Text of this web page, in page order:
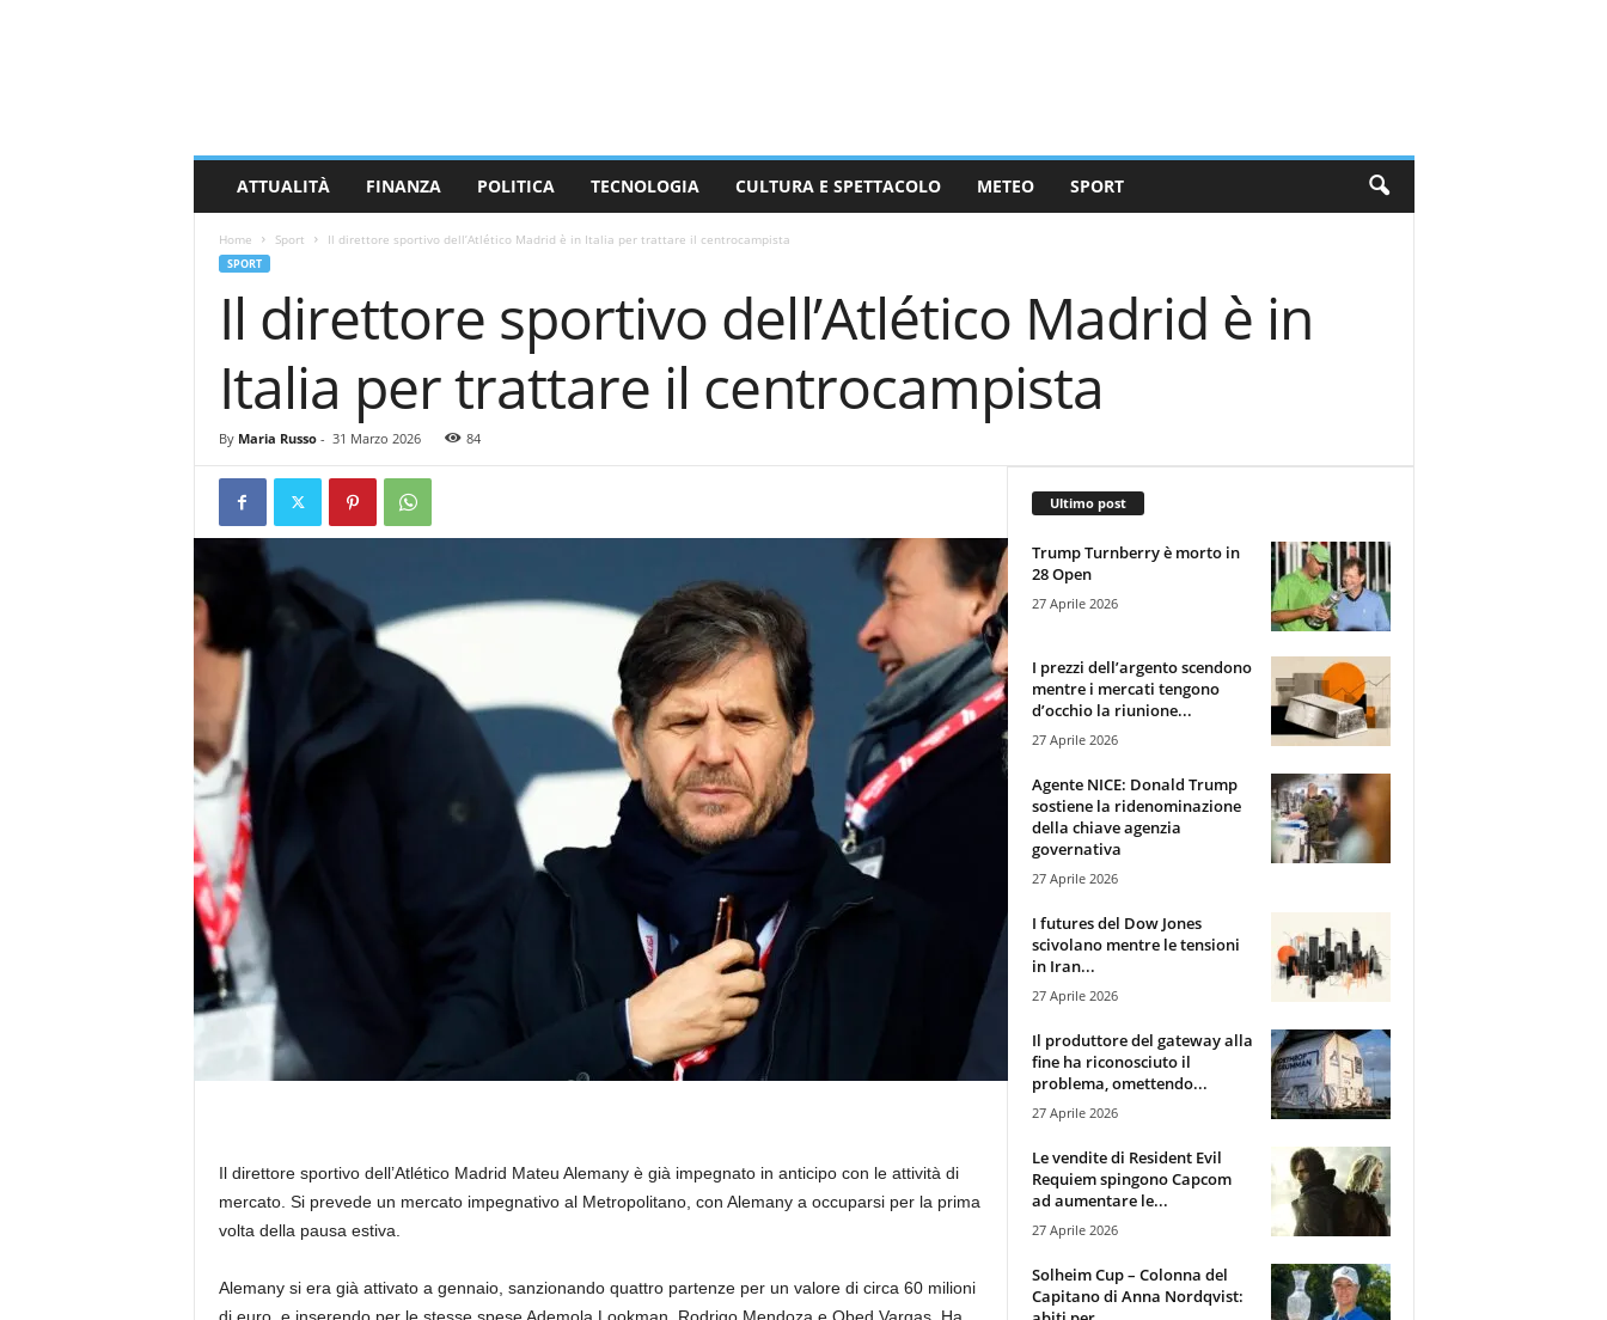
ATTUALITÀ FINANZA POLITICA TECNOLOGIA CULTURA E SPETTACOLO METEO SPORT
Home Sport Il direttore sportivo dell’Atlético Madrid è in Italia per trattare il centrocampista
SPORT
Il direttore sportivo dell’Atlético Madrid è in
Italia per trattare il centrocampista
By Maria Russo- 31 Marzo 2026 84
Il direttore sportivo dell’Atlético Madrid Mateu Alemany è già impegnato in anticipo con le attività di
mercato. Si prevede un mercato impegnativo al Metropolitano, con Alemany a occuparsi per la prima
volta della pausa estiva.
Alemany si era già attivato a gennaio, sanzionando quattro partenze per un valore di circa 60 milioni
Ultimo post
Trump Turnberry è morto in
28 Open
27 Aprile 2026
I prezzi dell’argento scendono
mentre i mercati tengono
d’occhio la riunione...
27 Aprile 2026
Agente NICE: Donald Trump
sostiene la ridenominazione
della chiave agenzia
governativa
27 Aprile 2026
I futures del Dow Jones
scivolano mentre le tensioni
in Iran...
27 Aprile 2026
Il produttore del gateway alla
fine ha riconosciuto il
problema, omettendo...
27 Aprile 2026
Le vendite di Resident Evil
Requiem spingono Capcom
ad aumentare le...
27 Aprile 2026
Solheim Cup – Colonna del
Capitano di Anna Nordqvist: